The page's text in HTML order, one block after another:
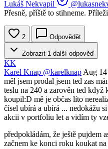
Lukáš Nekvapil
Přesně, příště to stihneme.
2 Odpovědět
Zobrazit 1 další odpověď
KK
Karel Knap @karelknap Aug 14
měl jsem prodal jsem ted zas
teslu na 240 a zarověn ted když
koupil:D mě je občas líto
čísel ubírá a ubírá ... nedokážu
akcii v portfoliu let a vidím ty
předpokládám, že ještě pujdem
začnem ke konci roku koukat